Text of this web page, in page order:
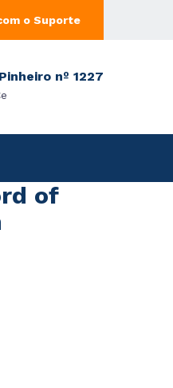
o Suporte
nº 1227
of